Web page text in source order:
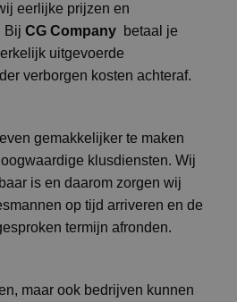
eerlijke prijzen en
Bij CG Company betaal je
uitgevoerde
verborgen kosten achteraf.
gemakkelijker te maken
klusdiensten. Wij
is en daarom zorgen wij
op tijd arriveren en de
termijn afronden.
maar ook bedrijven kunnen